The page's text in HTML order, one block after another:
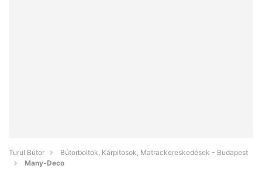
Turul Bútor
Bútorboltok, Kárpitosok, Matrackereskedések - Budapest
Many-Deco